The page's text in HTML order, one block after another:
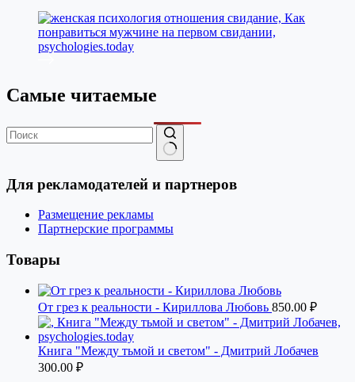
Самые читаемые
не
найдено
Для рекламодателей и партнеров
Размещение рекламы
Партнерские программы
Товары
От грез к реальности - Кириллова Любовь 850.00 ₽
Книга "Между тьмой и светом" - Дмитрий Лобачев
300.00 ₽